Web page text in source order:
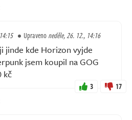
Upravenoneděle, 26. 12., 14:16
jinde kde Horizon vyjde
jsem koupil na GOG
kč
3 17